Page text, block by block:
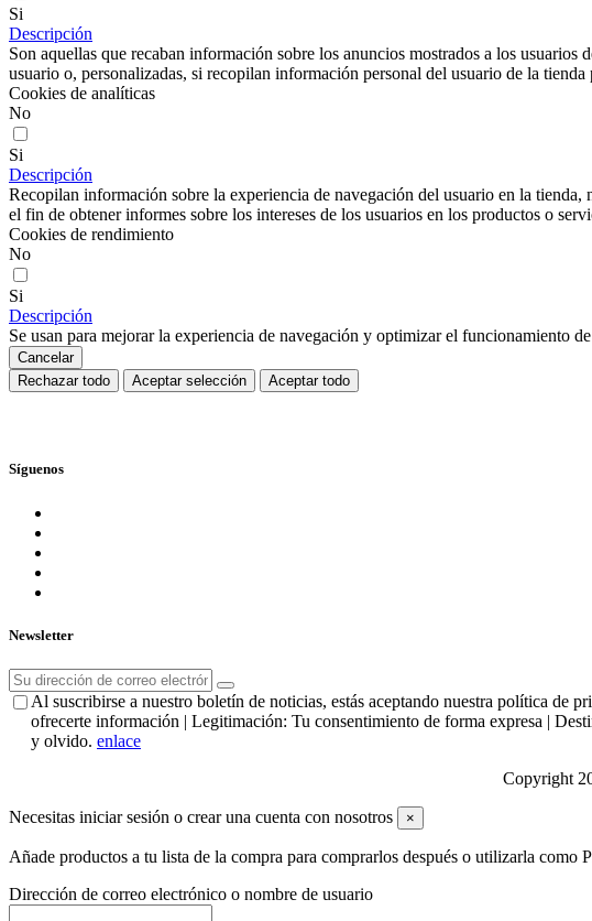
Si
Descripción
Son aquellas que recaban información sobre los anuncios mostrados a los
usuario o, personalizadas, si recopilan información personal del usuario de la
Cookies de analíticas
No
Si
Descripción
Recopilan información sobre la experiencia de navegación del usuario en la
el fin de obtener informes sobre los intereses de los usuarios en los productos o
Cookies de rendimiento
No
Si
Descripción
Se usan para mejorar la experiencia de navegación y optimizar el funcionamiento
Cancelar
Rechazar todo
Aceptar selección Aceptar todo
Síguenos
Newsletter
Al suscribirse a nuestro boletín de noticias, estás aceptando nuestra política
ofrecerte información | Legitimación: Tu consentimiento de forma expresa |
y olvido. enlace
Copyright
Necesitas iniciar sesión o crear una cuenta con nosotros ×
Añade productos a tu lista de la compra para comprarlos después o utilizarla como
Dirección de correo electrónico o nombre de usuario